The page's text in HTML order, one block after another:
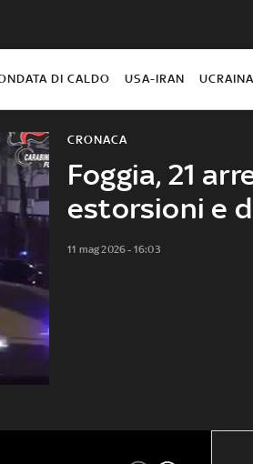
DI CALDO USA-IRAN UCRAINA
Foggia, 21
estorsioni e
CRONACA
11 mag 2026 - 16:03